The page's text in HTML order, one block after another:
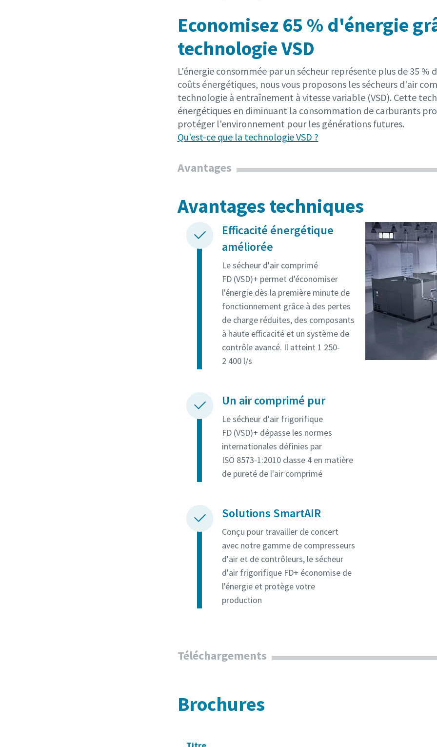
Economisez 65 % d'énergie
technologie VSD
L'énergie consommée par un sécheur représente plus de 35 %
coûts énergétiques, nous vous proposons les sécheurs d'air
technologie à entraînement à vitesse variable (VSD). Cette
énergétiques en diminuant la consommation de carburants
protéger l'environnement pour les générations futures.
Qu'est-ce que la technologie VSD ?
Avantages
Avantages techniques
Efficacité énergétique
améliorée
Le sécheur d'air comprimé
FD (VSD)+ permet d'économiser
l'énergie dès la première minute de
fonctionnement grâce à des pertes
de charge réduites, des composants
à haute efficacité et un système de
contrôle avancé. Il atteint 1 250-
2 400 l/s
Un air comprimé pur
Le sécheur d'air frigorifique
FD (VSD)+ dépasse les normes
internationales définies par
ISO 8573-1:2010 classe 4 en matière
de pureté de l'air comprimé
Solutions SmartAIR
Conçu pour travailler de concert
avec notre gamme de compresseurs
d'air et de contrôleurs, le sécheur
d'air frigorifique FD+ économise de
l'énergie et protège votre
production
Téléchargements
Brochures